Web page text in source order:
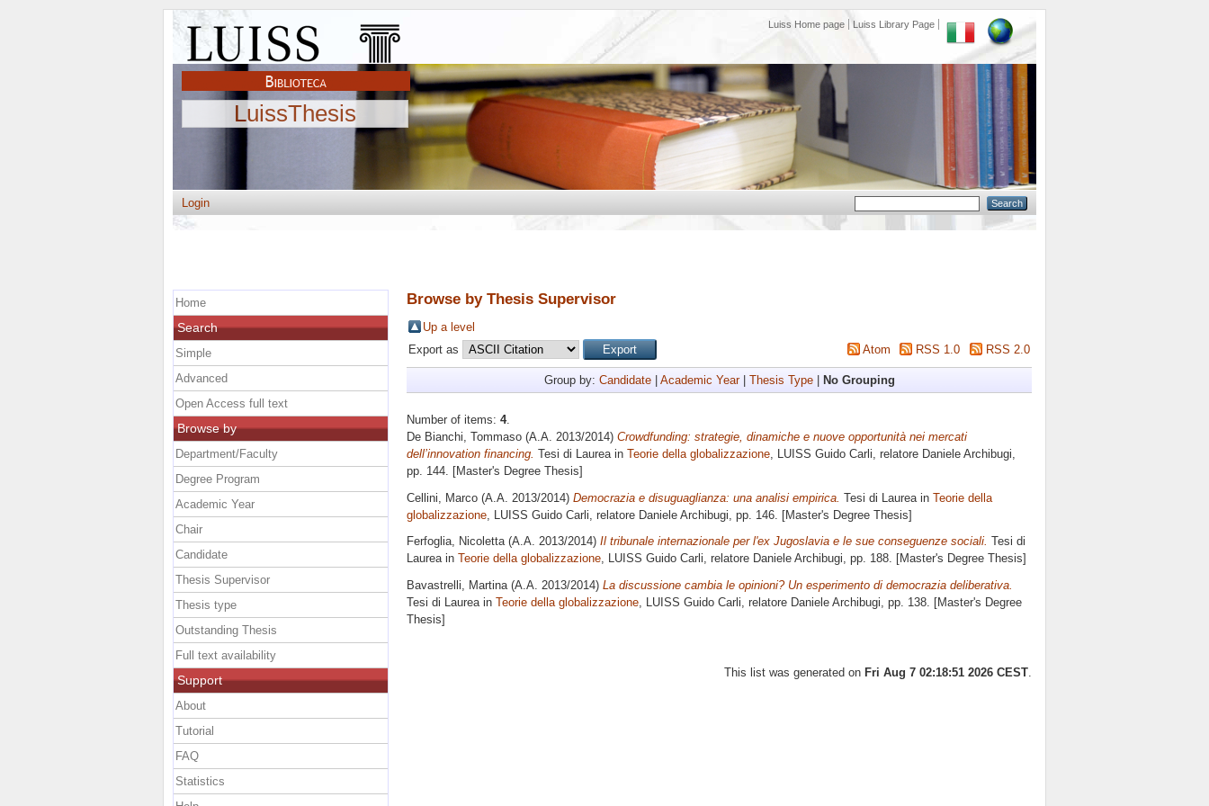
Luiss Home page Luiss Library Page
LuissThesis
Login
Browse by Thesis Supervisor
Up a level
Export as
Atom RSS 1.0 RSS 2.0
Group by: Candidate| Academic Year| Thesis Type| No Grouping
Number of items: 4.
De Bianchi, Tommaso (A.A. 2013/2014) Crowdfunding: strategie, dinamiche e nuove opportunità nei mercati
dell’innovation financing. Tesi di Laurea in Teorie della globalizzazione, LUISS Guido Carli, relatore Daniele Archibugi,
pp. 144. [Master's Degree Thesis]
Cellini, Marco (A.A. 2013/2014) Democrazia e disuguaglianza: una analisi empirica. Tesi di Laurea in Teorie della
globalizzazione , LUISS Guido Carli, relatore Daniele Archibugi , pp. 146. [Master's Degree Thesis]
Ferfoglia, Nicoletta(A.A. 2013/2014) Il tribunale internazionale per l'ex Jugoslavia e le sue conseguenze sociali. Tesi di
Laurea in Teorie della globalizzazione, LUISS Guido Carli, relatore Daniele Archibugi, pp. 188. [Master's Degree Thesis]
Bavastrelli, Martina (A.A. 2013/2014) La discussione cambia le opinioni? Un esperimento di democrazia deliberativa.
Tesi di Laurea in Teorie della globalizzazione , LUISS Guido Carli, relatore Daniele Archibugi , pp. 138. [Master's Degree
Thesis]
This list was generated on Fri Aug 7 02:18:51 2026 CEST.
Home
Search
Simple
Advanced
Open Access full text
Browse by
Department/Faculty
Degree Program
Academic Year
Chair
Candidate
Thesis Supervisor
Thesis type
Outstanding Thesis
Full text availability
Support
About
Tutorial
FAQ
Statistics